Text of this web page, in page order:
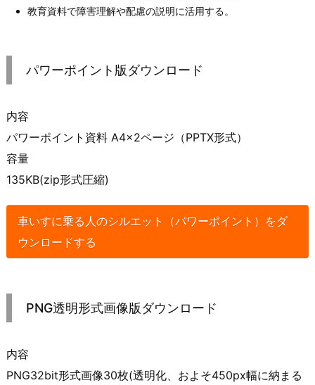
教育資料で障害理解や配慮の説明に活用する。
パワーポイント版ダウンロード
内容
パワーポイント資料 A4×2ページ（PPTX形式）
容量
135KB(zip形式圧縮)
車いすに乗る人のシルエット（パワーポイント）をダ
ウンロードする
PNG透明形式画像版ダウンロード
内容
PNG32bit形式画像30枚(透明化、およそ450px幅に納まる